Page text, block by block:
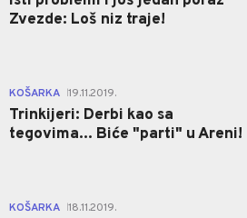
Zvezde: Loš niz traje!
KOŠARKA 19.11.2019.
Trinkijeri: Derbi kao sa
tegovima... Biće "parti" u Areni!
KOŠARKA 18.11.2019.